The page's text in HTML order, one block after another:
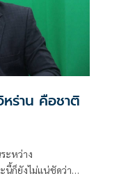
ร่าน คือชาติ
ะหว่าง
นี้ก็ยังไม่แน่ชัดว่า